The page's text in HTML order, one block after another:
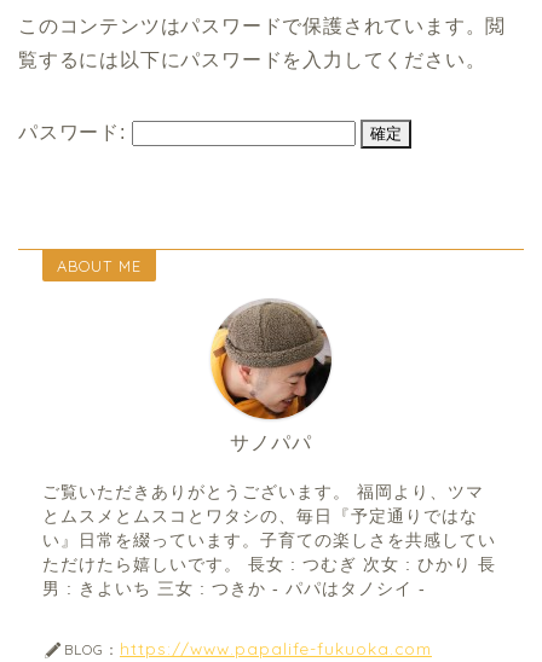
このコンテンツはパスワードで保護されています。閲
覧するには以下にパスワードを入力してください。
パスワード:
ABOUT ME
サノパパ
ご覧いただきありがとうございます。 福岡より、ツマ
とムスメとムスコとワタシの、毎日『予定通りではな
い』日常を綴っています。子育ての楽しさを共感してい
ただけたら嬉しいです。 長女 : つむぎ 次女 : ひかり 長
男 : きよいち 三女 : つきか - パパはタノシイ -
BLOG： https://www.papalife-fukuoka.com